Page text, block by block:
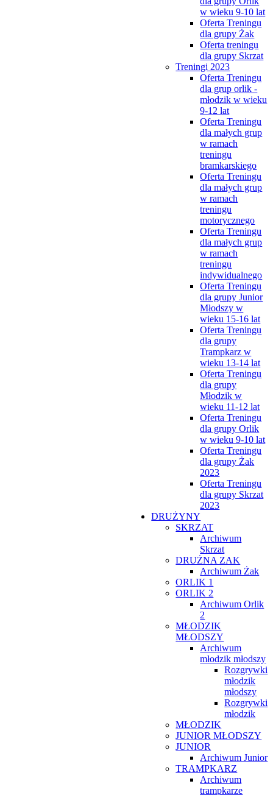
w wieku 9-10 lat
Oferta Treningu
dla grupy Żak
Oferta treningu
dla grupy Skrzat
Treningi 2023
Oferta Treningu
dla grup orlik -
młodzik w wieku
9-12 lat
Oferta Treningu
dla małych grup
w ramach
treningu
bramkarskiego
Oferta Treningu
dla małych grup
w ramach
treningu
motorycznego
Oferta Treningu
dla małych grup
w ramach
treningu
indywidualnego
Oferta Treningu
dla grupy Junior
Młodszy w
wieku 15-16 lat
Oferta Treningu
dla grupy
Trampkarz w
wieku 13-14 lat
Oferta Treningu
dla grupy
Młodzik w
wieku 11-12 lat
Oferta Treningu
dla grupy Orlik
w wieku 9-10 lat
Oferta Treningu
dla grupy Żak
2023
Oferta Treningu
dla grupy Skrzat
2023
DRUŻYNY
SKRZAT
Archiwum
Skrzat
DRUŻNA ZAK
Archiwum Żak
ORLIK 1
ORLIK 2
Archiwum Orlik
2
MŁODZIK
MŁODSZY
Archiwum
młodzik młodszy
Rozgrywki
młodzik
młodszy
Rozgrywki
młodzik
MŁODZIK
JUNIOR MŁODSZY
JUNIOR
Archiwum Junior
TRAMPKARZ
Archiwum
trampkarze